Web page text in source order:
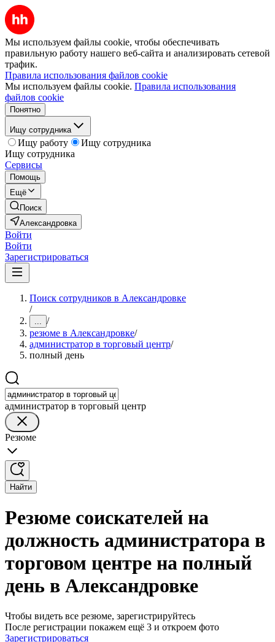
Мы используем файлы cookie, чтобы обеспечивать
правильную работу нашего веб-сайта и анализировать сетевой
трафик.
Правила использования файлов cookie
Мы используем файлы cookie. Правила использования
файлов cookie
Понятно
Ищу сотрудника
Ищу работу
Ищу сотрудника
Ищу сотрудника
Сервисы
Помощь
Ещё
Поиск
Александровка
Войти
Войти
Зарегистрироваться
Поиск сотрудников в Александровке
/
... /
резюме в Александровке/
администратор в торговый центр/
полный день
администратор в торговый центр
Резюме
Найти
Резюме соискателей на
должность администратора в
торговом центре на полный
день в Александровке
Чтобы видеть все резюме, зарегистрируйтесь
После регистрации покажем ещё 3 и откроем фото
Зарегистрироваться